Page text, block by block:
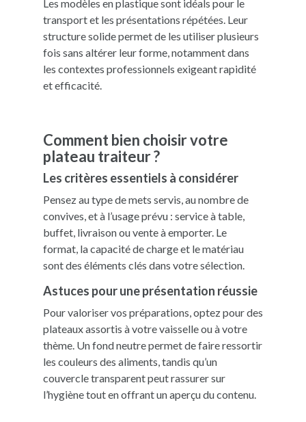
Les modèles en plastique sont idéals pour le
transport et les présentations répétées. Leur
structure solide permet de les utiliser plusieurs
fois sans altérer leur forme, notamment dans
les contextes professionnels exigeant rapidité
et efficacité.
Comment bien choisir votre
plateau traiteur ?
Les critères essentiels à considérer
Pensez au type de mets servis, au nombre de
convives, et à l’usage prévu : service à table,
buffet, livraison ou vente à emporter. Le
format, la capacité de charge et le matériau
sont des éléments clés dans votre sélection.
Astuces pour une présentation réussie
Pour valoriser vos préparations, optez pour des
plateaux assortis à votre vaisselle ou à votre
thème. Un fond neutre permet de faire ressortir
les couleurs des aliments, tandis qu’un
couvercle transparent peut rassurer sur
l’hygiène tout en offrant un aperçu du contenu.